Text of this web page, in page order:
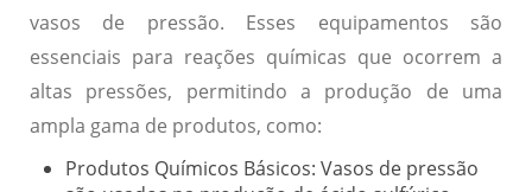
vasos de pressão. Esses equipamentos são
essenciais para reações químicas que ocorrem a
altas pressões, permitindo a produção de uma
ampla gama de produtos, como:
Produtos Químicos Básicos: Vasos de pressão